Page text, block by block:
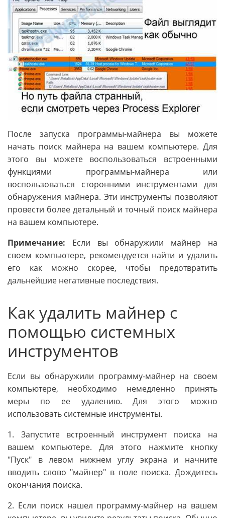
После запуска программы-майнера вы можете
начать поиск майнера на вашем компьютере. Для
этого вы можете воспользоваться встроенными
функциями программы-майнера или
воспользоваться сторонними инструментами для
обнаружения майнера. Эти инструменты позволяют
провести более детальный и точный поиск майнера
на вашем компьютере.
Примечание: Если вы обнаружили майнер на
своем компьютере, рекомендуется найти и удалить
его как можно скорее, чтобы предотвратить
дальнейшие негативные последствия.
Как удалить майнер с
помощью системных
инструментов
Если вы обнаружили программу-майнер на своем
компьютере, необходимо немедленно принять
меры по ее удалению. Для этого можно
использовать системные инструменты.
1. Запустите встроенный инструмент поиска на
вашем компьютере. Для этого нажмите кнопку
"Пуск" в левом нижнем углу экрана и начните
вводить слово "майнер" в поле поиска. Дождитесь
окончания поиска.
2. Если поиск нашел программу-майнер на вашем